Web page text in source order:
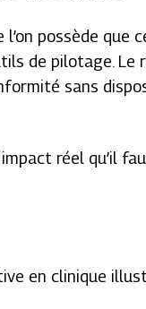
possède que
de pilotage. Le
sans
réel qu’il
en clinique